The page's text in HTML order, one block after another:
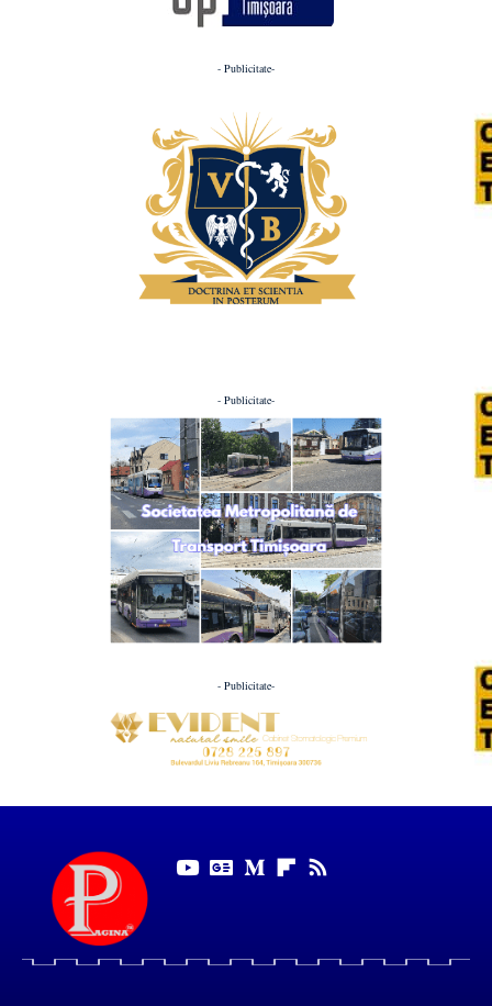
- Publicitate-
- Publicitate-
- Publicitate-